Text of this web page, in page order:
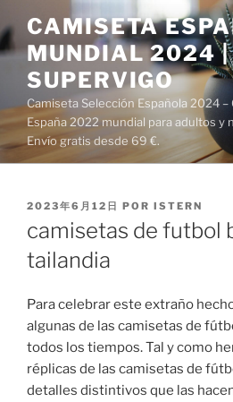
al
contenido
CAMISETA
MUNDIAL 2024 |
SUPERVIGO
Camiseta Selección Española 2024
España 2022 mundial para adultos y
Envío gratis desde 69 €.
PUBLICADO
2023年6月12日 POR ISTERN
camisetas de futbol
tailandia
Para celebrar este extraño
algunas de las camisetas de
todos los tiempos. Tal y como
réplicas de las camisetas de
detalles distintivos que las